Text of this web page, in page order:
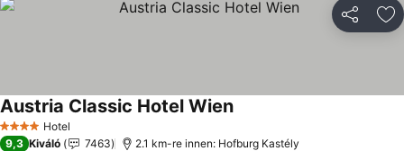
4 KategóriaHotel
Austria Classic Hotel Wien
9,3 Kiváló 7463 2.1 km-re innen: Hofburg Kastély